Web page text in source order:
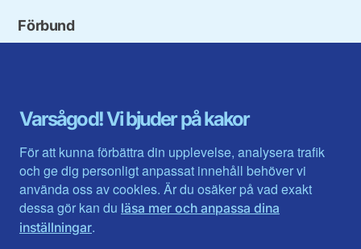
Varsågod! Vi bjuder på kakor
För att kunna förbättra din upplevelse, analysera trafik
och ge dig personligt anpassat innehåll behöver vi
använda oss av cookies. Är du osäker på vad exakt
dessa gör kan du läsa mer och anpassa dina
inställningar.
Förbund
Gävleborg
Halland
Jämtlands län
Jönköpings län
Kalmar län
Kronobergs län
Norrbotten
Skåne län
Värmlands län
Västerbotten
Västra Götaland
Västernorrland
Västmanland
Örebro län
Östergötland